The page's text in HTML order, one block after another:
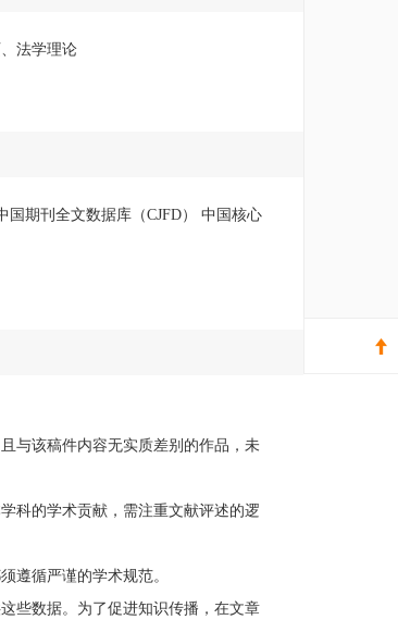
法学理论
期刊全文数据库（CJFD） 中国核心
与该稿件内容无实质差别的作品，未
科的学术贡献，需注重文献评述的逻
遵循严谨的学术规范。
些数据。为了促进知识传播，在文章